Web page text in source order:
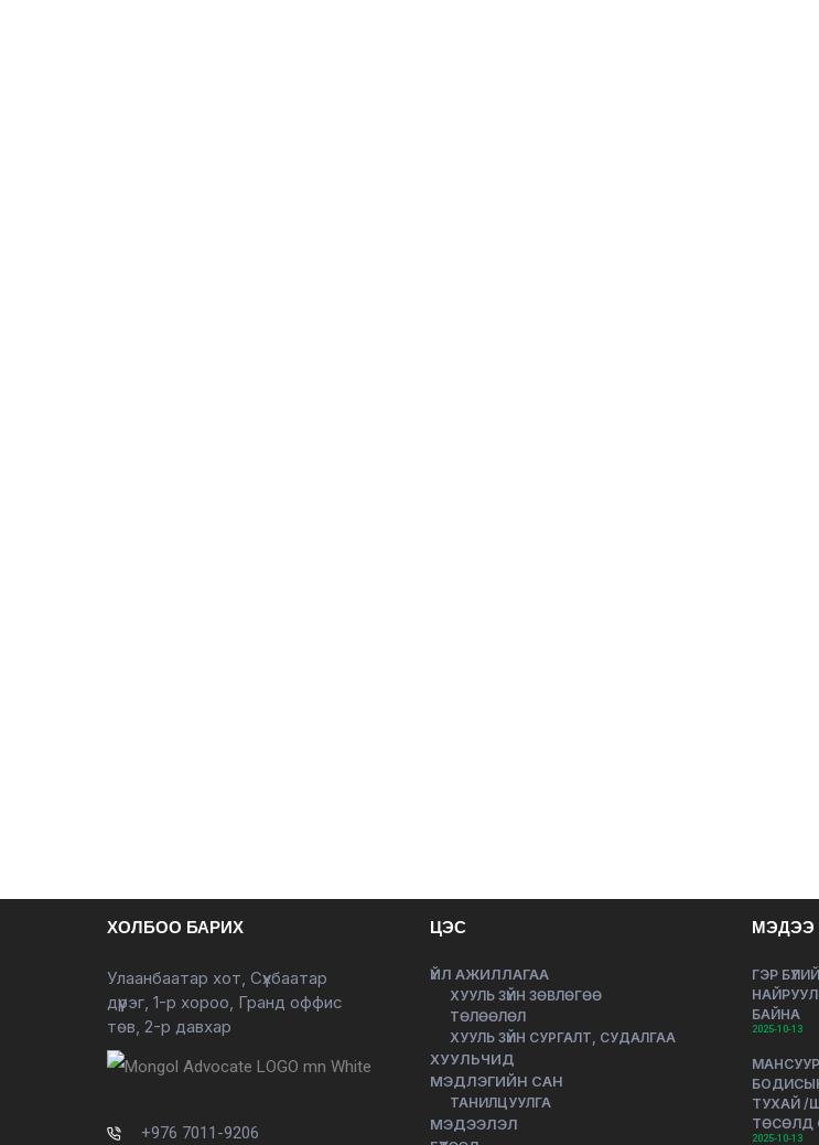
ХОЛБОО БАРИХ
Улаанбаатар хот, Сүхбаатар
дүүрэг, 1-р хороо, Гранд оффис
төв, 2-р давхар
+976 7011-9206
ЦЭС
ҮЙЛ АЖИЛЛАГАА
ХУУЛЬ ЗҮЙН ЗӨВЛӨГӨӨ
ТӨЛӨӨЛӨЛ
ХУУЛЬ ЗҮЙН СУРГАЛТ, СУДАЛГАА
ХУУЛЬЧИД
МЭДЛЭГИЙН САН
ТАНИЛЦУУЛГА
МЭДЭЭЛЭЛ
МЭДЭЭ
ГЭР
БАЙНА
2025-10-13
ТУХАЙ /
ТӨСӨЛД
2025-10-13